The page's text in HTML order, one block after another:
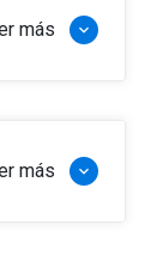
más keyboard_arrow_down
más keyboard_arrow_down